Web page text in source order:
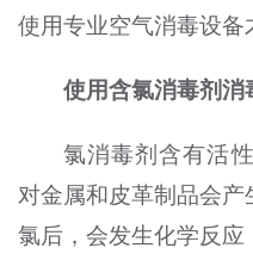
使用专业空气消毒设备
使用含氯消毒剂
氯消毒剂含有活
对金属和皮革制品会
氯后，会发生化学反